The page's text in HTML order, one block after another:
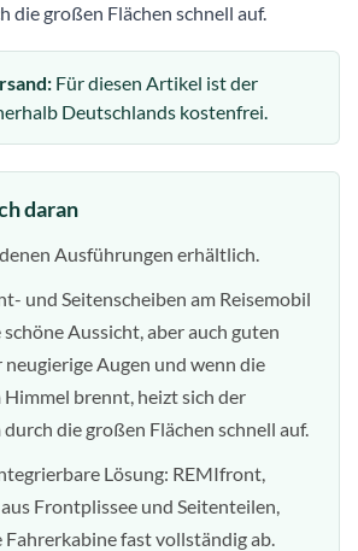
die großen Flächen schnell auf.
Für diesen Artikel ist der
Deutschlands kostenfrei.
daran
Ausführungen erhältlich.
und Seitenscheiben am Reisemobil
Aussicht, aber auch guten
neugierige Augen und wenn die
Himmel brennt, heizt sich der
die großen Flächen schnell auf.
Lösung: REMIfront,
Frontplissee und Seitenteilen,
fast vollständig ab.